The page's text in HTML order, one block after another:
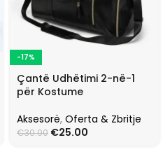
-17%
Çantë Udhëtimi 2-në-1
për Kostume
Aksesorë, Oferta & Zbritje
€30.00 €25.00